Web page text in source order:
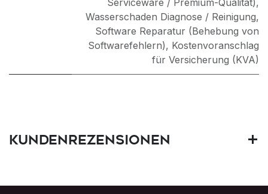
Wasserschaden Diagnose / Reinigung,
Software Reparatur (Behebung von
Softwarefehlern), Kostenvoranschlag
für Versicherung (KVA)
Kundenrezensionen